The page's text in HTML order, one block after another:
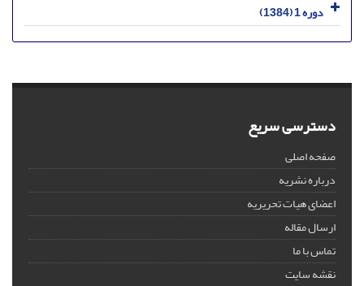
دوره 1 (1384)
دسترسی سریع
صفحه اصلی
درباره نشریه
اعضای هیات تحریریه
ارسال مقاله
تماس با ما
نقشه سایت